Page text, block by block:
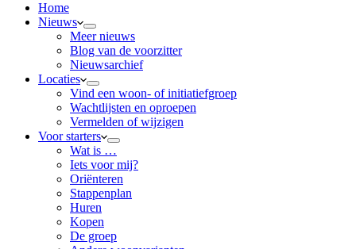
Home
Nieuws
Meer nieuws
Blog van de voorzitter
Nieuwsarchief
Locaties
Vind een woon- of initiatiefgroep
Wachtlijsten en oproepen
Vermelden of wijzigen
Voor starters
Wat is …
Iets voor mij?
Oriënteren
Stappenplan
Huren
Kopen
De groep